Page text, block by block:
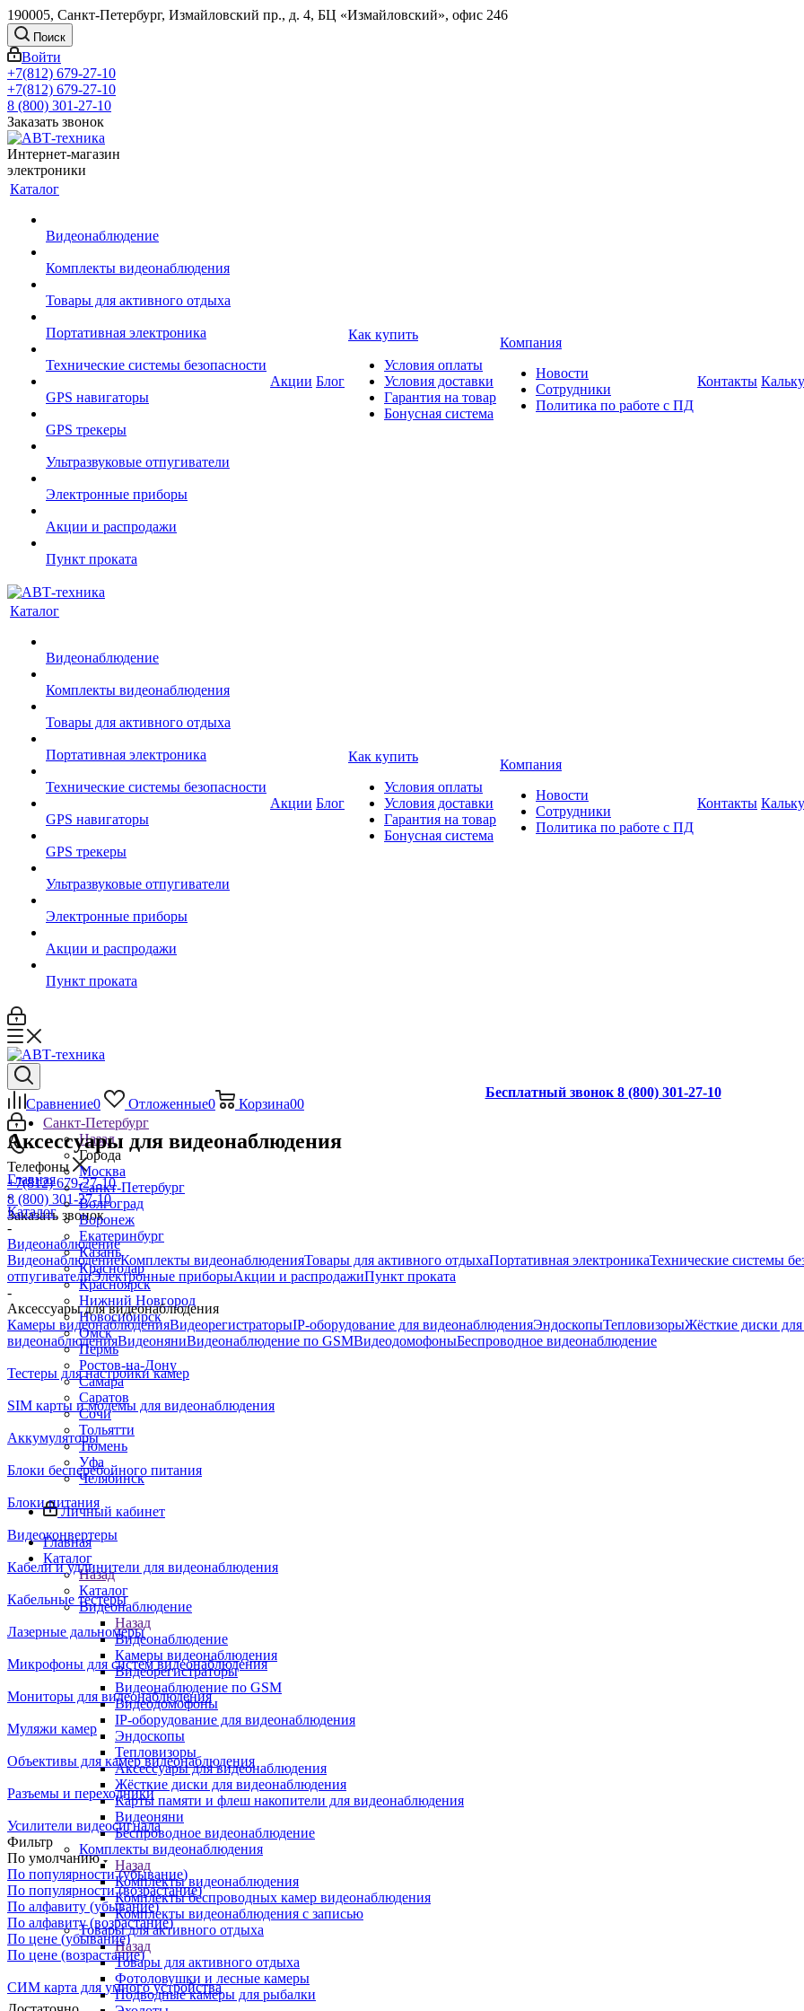
190005, Санкт-Петербург, Измайловский пр., д. 4, БЦ «Измайловский», офис 246
Поиск
Войти
+7(812) 679-27-10
+7(812) 679-27-10
8 (800) 301-27-10
Заказать звонок
Интернет-магазин
электроники
Каталог
Видеонаблюдение
Комплекты видеонаблюдения
Товары для активного отдыха
Портативная электроника
Технические системы безопасности
GPS навигаторы
GPS трекеры
Ультразвуковые отпугиватели
Электронные приборы
Акции и распродажи
Пункт проката
Акции Блог
Как купить
Условия оплаты
Условия доставки
Гарантия на товар
Бонусная система
Компания
Новости
Сотрудники
Политика по работе с ПД
Контакты
Каталог
Видеонаблюдение
Комплекты видеонаблюдения
Товары для активного отдыха
Портативная электроника
Технические системы безопасности
GPS навигаторы
GPS трекеры
Ультразвуковые отпугиватели
Электронные приборы
Акции и распродажи
Пункт проката
Акции Блог
Как купить
Условия оплаты
Условия доставки
Гарантия на товар
Бонусная система
Компания
Новости
Сотрудники
Политика по работе с ПД
Контакты
Сравнение0 Отложенные0 Корзина00
Телефоны
+7(812) 679-27-10
8 (800) 301-27-10
Заказать звонок
Бесплатный звонок 8 (800) 301-27-10
Санкт-Петербург
Назад
Города
Москва
Санкт-Петербург
Волгоград
Воронеж
Екатеринбург
Казань
Краснодар
Красноярск
Нижний Новгород
Новосибирск
Омск
Пермь
Ростов-на-Дону
Самара
Саратов
Сочи
Тольятти
Тюмень
Уфа
Челябинск
Личный кабинет
Главная
Каталог
Назад
Каталог
Видеонаблюдение
Назад
Видеонаблюдение
Камеры видеонаблюдения
Видеорегистраторы
Видеонаблюдение по GSM
Видеодомофоны
IP-оборудование для видеонаблюдения
Эндоскопы
Тепловизоры
Аксессуары для видеонаблюдения
Жёсткие диски для видеонаблюдения
Карты памяти и флеш накопители для видеонаблюдения
Видеоняни
Беспроводное видеонаблюдение
Комплекты видеонаблюдения
Назад
Комплекты видеонаблюдения
Комплекты беспроводных камер видеонаблюдения
Комплекты видеонаблюдения с записью
Товары для активного отдыха
Назад
Товары для активного отдыха
Фотоловушки и лесные камеры
Подводные камеры для рыбалки
Аксессуары для видеонаблюдения
Главная
-
Каталог
-
Видеонаблюдение
ВидеонаблюдениеКомплекты видеонаблюденияТовары для активного отдыхаПортативная электроникаТехнические системы
отпугивателиЭлектронные приборыАкции и распродажиПункт проката
-
Аксессуары для видеонаблюдения
Камеры видеонаблюденияВидеорегистраторыIP-оборудование для видеонаблюденияЭндоскопыТепловизорыЖёсткие диски
видеонаблюденияВидеоняниВидеонаблюдение по GSMВидеодомофоныБеспроводное видеонаблюдение
Тестеры для настройки камер
SIM карты и модемы для видеонаблюдения
Аккумуляторы
Блоки бесперебойного питания
Блоки питания
Видеоконвертеры
Кабели и удлинители для видеонаблюдения
Кабельные тестеры
Лазерные дальномеры
Микрофоны для систем видеонаблюдения
Мониторы для видеонаблюдения
Муляжи камер
Объективы для камер видеонаблюдения
Разъемы и переходники
Усилители видеосигнала
Фильтр
По умолчанию
По популярности (убывание)
По популярности (возрастание)
По алфавиту (убывание)
По алфавиту (возрастание)
По цене (убывание)
По цене (возрастание)
СИМ карта для умного устройства